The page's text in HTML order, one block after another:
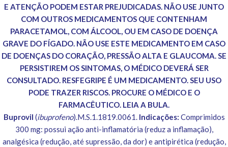
E ATENÇÃO PODEM ESTAR PREJUDICADAS. NÃO USE JUNTO
COM OUTROS MEDICAMENTOS QUE CONTENHAM
PARACETAMOL, COM ÁLCOOL, OU EM CASO DE DOENÇA
GRAVE DO FÍGADO. NÃO USE ESTE MEDICAMENTO EM CASO
DE DOENÇAS DO CORAÇÃO, PRESSÃO ALTA E GLAUCOMA. SE
PERSISTIREM OS SINTOMAS, O MÉDICO DEVERÁ SER
CONSULTADO. RESFEGRIPE É UM MEDICAMENTO. SEU USO
PODE TRAZER RISCOS. PROCURE O MÉDICO E O
FARMACÊUTICO. LEIA A BULA.
Buprovil (ibuprofeno).M.S.1.1819.0061. Indicações: Comprimidos
300 mg: possui ação anti-inflamatória (reduz a inflamação),
analgésica (redução, até supressão, da dor) e antipirética (redução,